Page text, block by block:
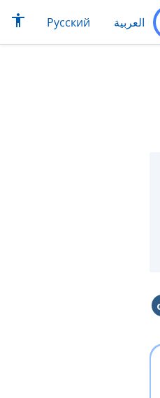
العربية Русский